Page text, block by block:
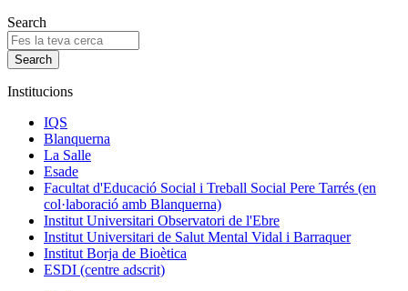
Search
Institucions
IQS
Blanquerna
La Salle
Esade
Facultat d'Educació Social i Treball Social Pere Tarrés (en
col·laboració amb Blanquerna)
Institut Universitari Observatori de l'Ebre
Institut Universitari de Salut Mental Vidal i Barraquer
Institut Borja de Bioètica
ESDI (centre adscrit)